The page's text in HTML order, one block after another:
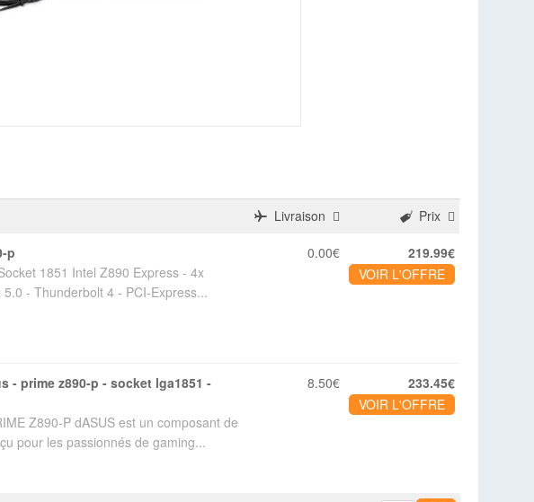
Livraison Prix
p
1851 Intel Z890 Express - 4x
5.0 - Thunderbolt 4 - PCI-Express...
0.00€
219.99€
VOIR L'OFFRE
Z890-P dASUS est un composant de
pour les passionnés de gaming...
8.50€
233.45€
VOIR L'OFFRE